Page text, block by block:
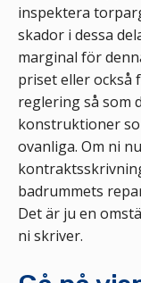
inspektera
skador i dessa
marginal för
priset eller också
reglering så som
konstruktioner
ovanliga. Om ni
badrummets
Det är ju en
ni skriver.